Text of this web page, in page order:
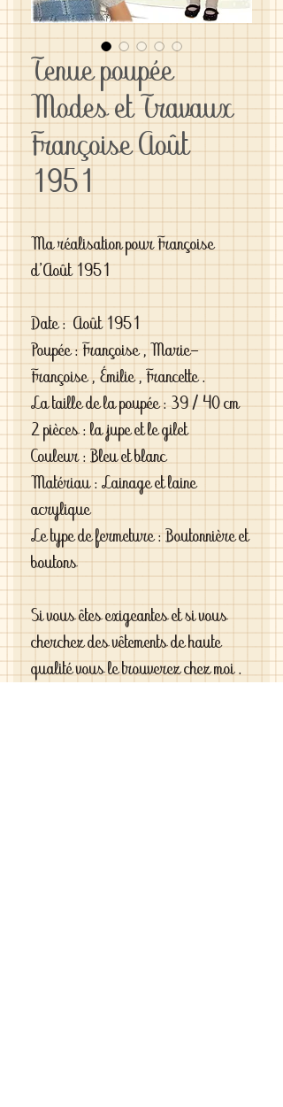
Tenue poupée
Modes et Travaux
Françoise Août
1951
Ma réalisation pour Françoise
d'Août 1951
Date :  Août 1951
Poupée : Françoise , Marie-
Françoise , Émilie , Francette .
La taille de la poupée : 39 / 40 cm
2 pièces : la jupe et le gilet
Couleur : Bleu et blanc
Matériau : Lainage et laine
acrylique
Le type de fermeture : Boutonnière et
boutons
Si vous êtes exigeantes et si vous
cherchez des vêtements de haute
qualité vous le trouverez chez moi .